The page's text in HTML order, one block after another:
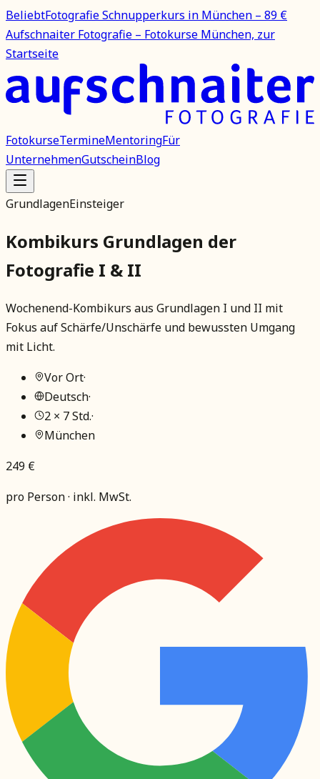
BeliebtFotografie Schnupperkurs in München – 89 €
Aufschnaiter Fotografie – Fotokurse München, zur
Startseite
FotokurseTermineMentoringFür
UnternehmenGutscheinBlog
GrundlagenEinsteiger
Kombikurs Grundlagen der
Fotografie I & II
Wochenend-Kombikurs aus Grundlagen I und II mit
Fokus auf Schärfe/Unschärfe und bewussten Umgang
mit Licht.
Vor Ort·
Deutsch·
2 × 7 Std.·
München
249 €
pro Person · inkl. MwSt.